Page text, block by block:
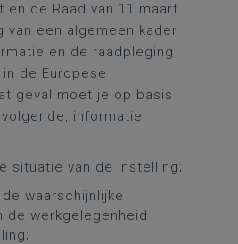
en de Raad van 11 maart
van een algemeen kader
en de raadpleging
de Europese
geval moet je op basis
informatie
situatie van de instelling;
waarschijnlijke
de werkgelegenheid